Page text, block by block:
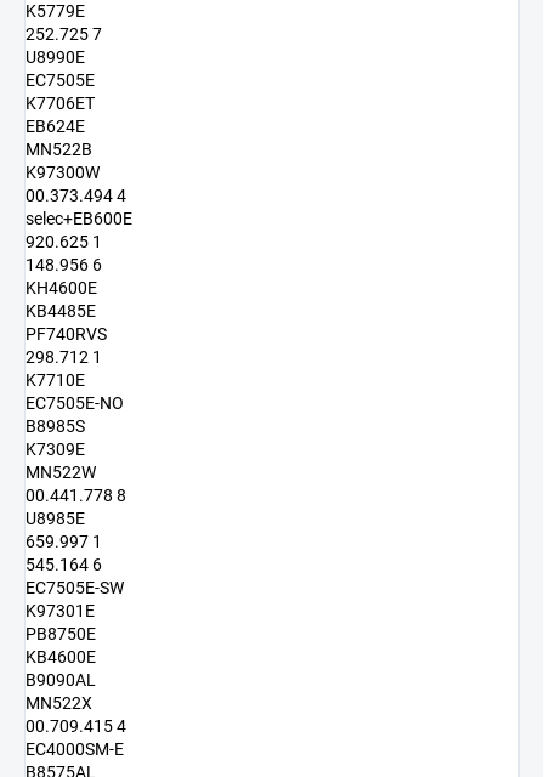
K5779E
252.725 7
U8990E
EC7505E
K7706ET
EB624E
MN522B
K97300W
00.373.494 4
selec+EB600E
920.625 1
148.956 6
KH4600E
KB4485E
PF740RVS
298.712 1
K7710E
EC7505E-NO
B8985S
K7309E
MN522W
00.441.778 8
U8985E
659.997 1
545.164 6
EC7505E-SW
K97301E
PB8750E
KB4600E
B9090AL
MN522X
00.709.415 4
EC4000SM-E
B8575AL